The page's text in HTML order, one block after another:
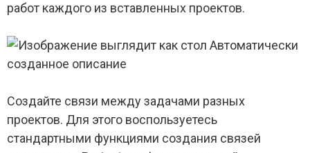
работ каждого из вставленных проектов.
Создайте связи между задачами разных
проектов. Для этого воспользуетесь
стандартными функциями создания связей